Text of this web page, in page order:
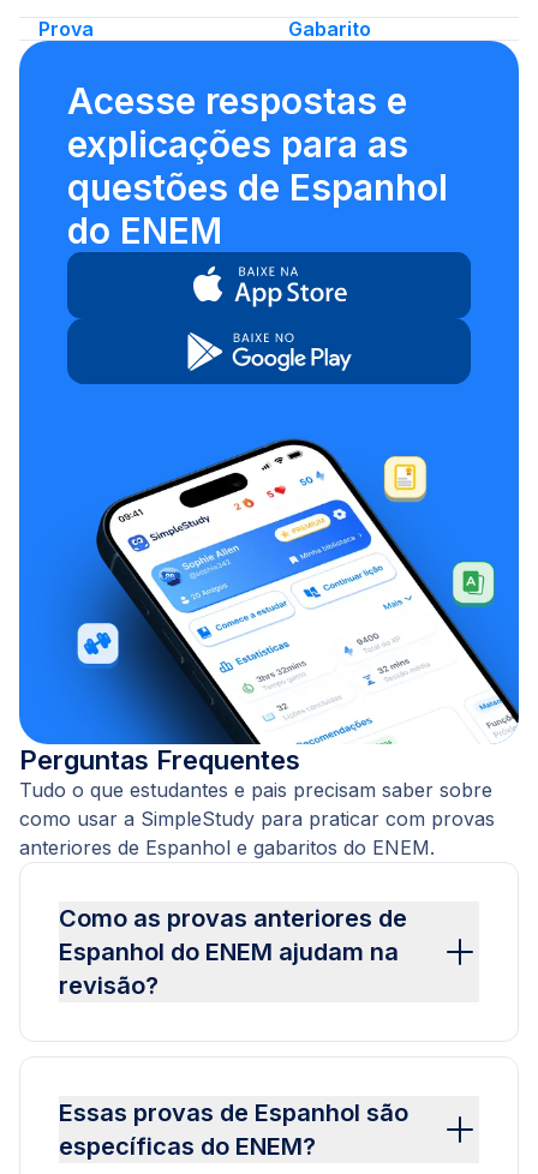
Prova Gabarito
Acesse respostas e
explicações para as
questões de Espanhol
do ENEM
Perguntas Frequentes
Tudo o que estudantes e pais precisam saber sobre
como usar a SimpleStudy para praticar com provas
anteriores de Espanhol e gabaritos do ENEM.
Como as provas anteriores de
Espanhol do ENEM ajudam na
revisão?
Essas provas de Espanhol são
específicas do ENEM?